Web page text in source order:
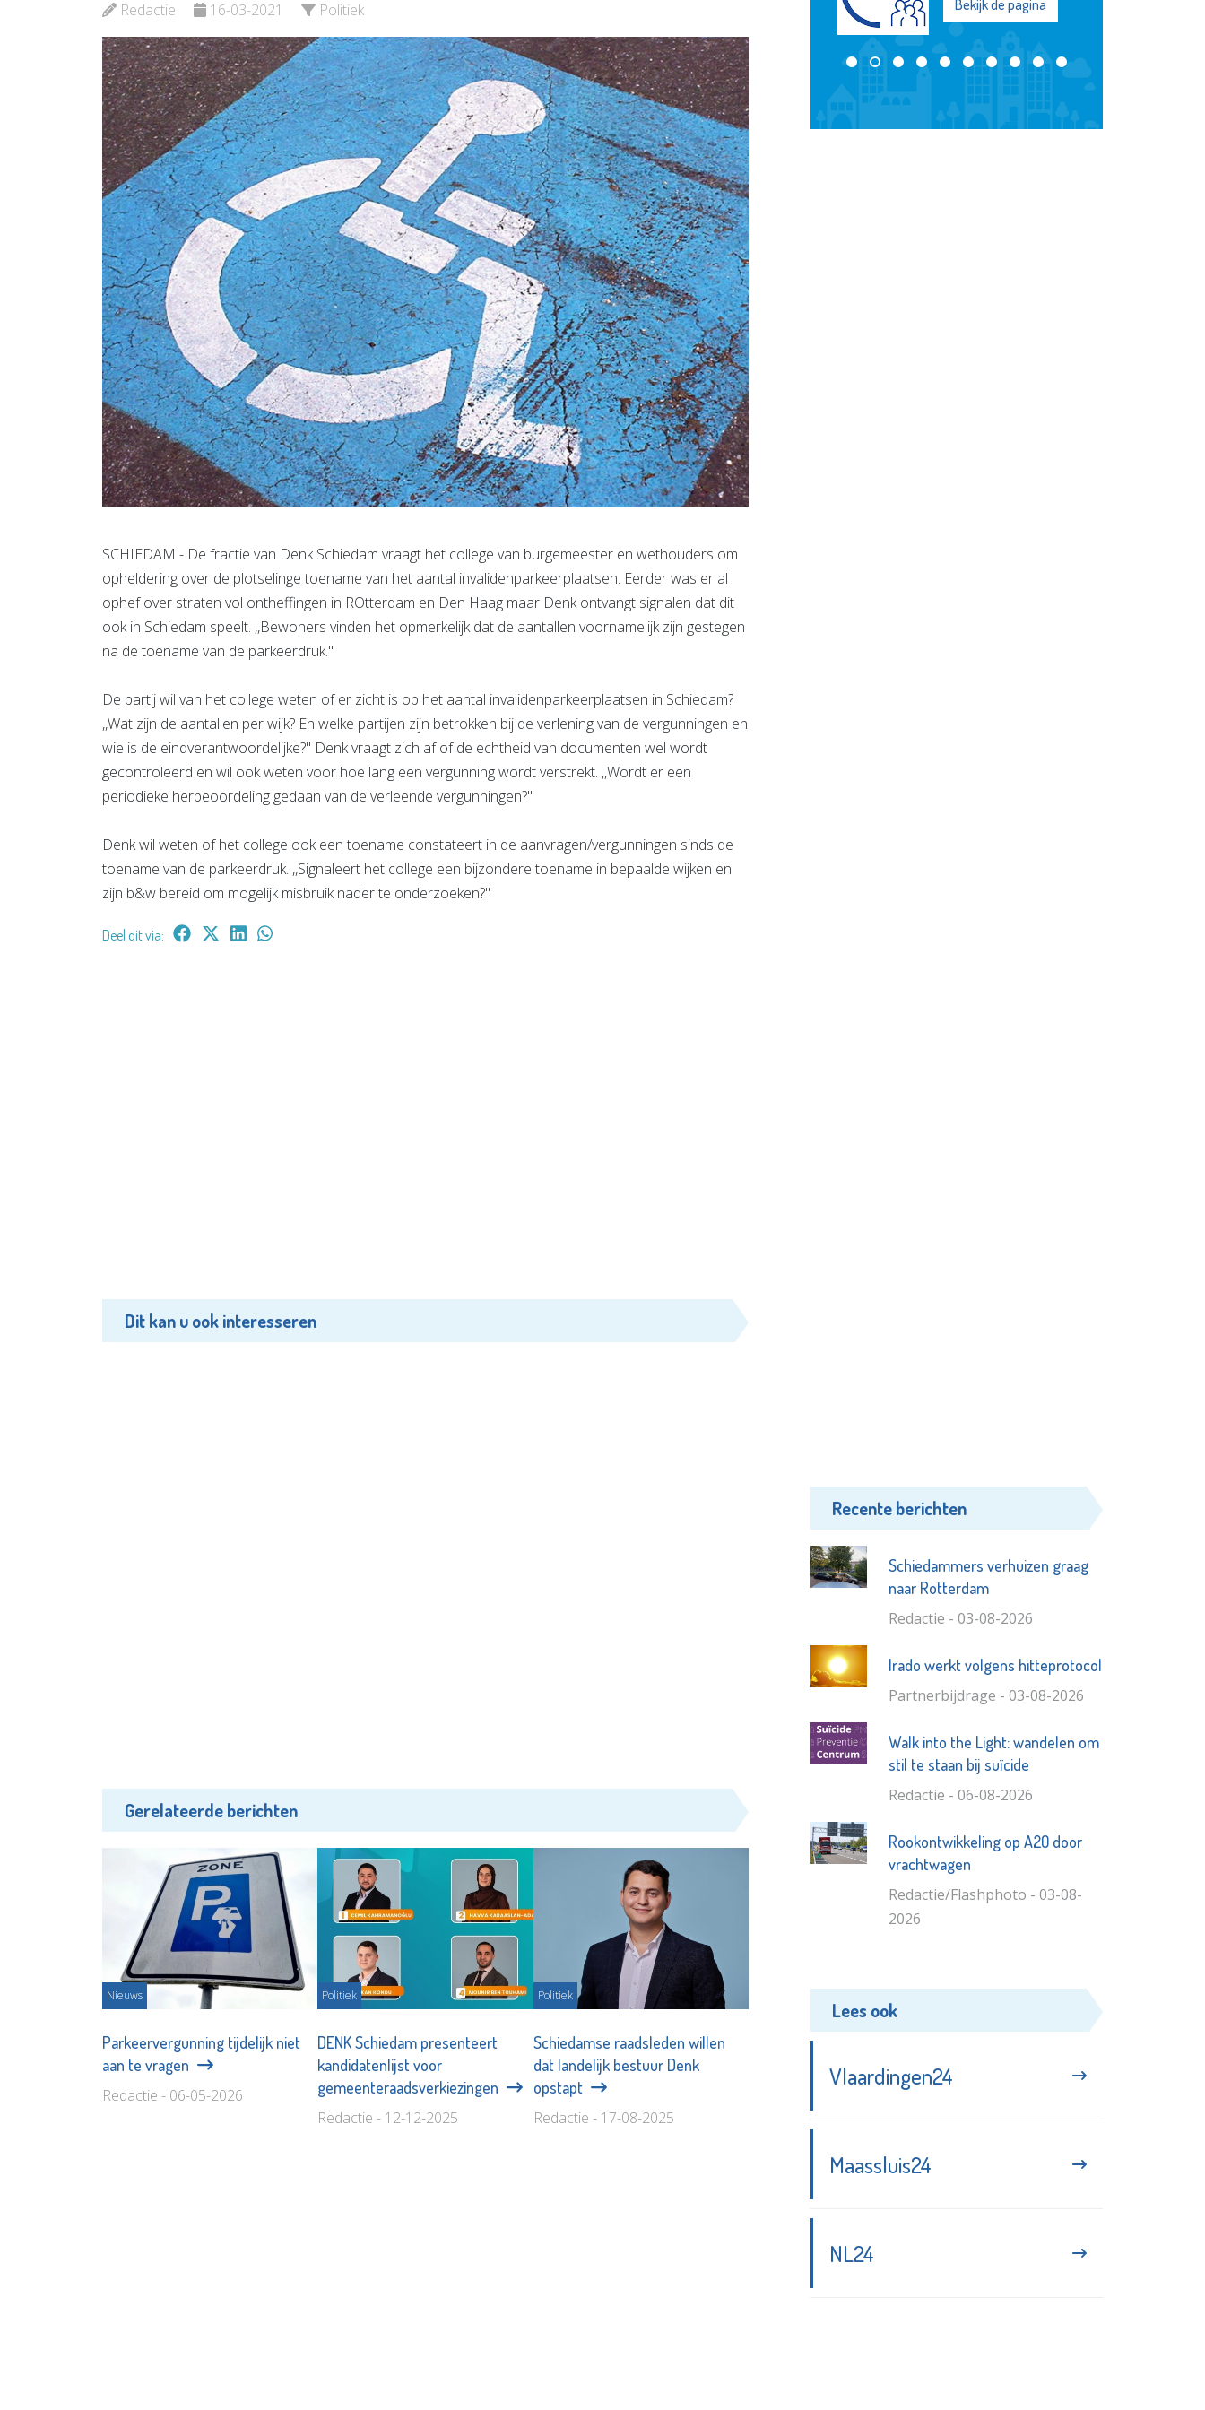
Redactie 16-03-2021 Politiek
SCHIEDAM - De fractie van Denk Schiedam vraagt het college van burgemeester en wethouders om
opheldering over de plotselinge toename van het aantal invalidenparkeerplaatsen. Eerder was er al
ophef over straten vol ontheffingen in ROtterdam en Den Haag maar Denk ontvangt signalen dat dit
ook in Schiedam speelt. ,,Bewoners vinden het opmerkelijk dat de aantallen voornamelijk zijn gestegen
na de toename van de parkeerdruk.''
De partij wil van het college weten of er zicht is op het aantal invalidenparkeerplaatsen in Schiedam?
,,Wat zijn de aantallen per wijk? En welke partijen zijn betrokken bij de verlening van de vergunningen en
wie is de eindverantwoordelijke?'' Denk vraagt zich af of de echtheid van documenten wel wordt
gecontroleerd en wil ook weten voor hoe lang een vergunning wordt verstrekt. ,,Wordt er een
periodieke herbeoordeling gedaan van de verleende vergunningen?''
Denk wil weten of het college ook een toename constateert in de aanvragen/vergunningen sinds de
toename van de parkeerdruk. ,,Signaleert het college een bijzondere toename in bepaalde wijken en
zijn b&w bereid om mogelijk misbruik nader te onderzoeken?''
Deel dit via:
Dit kan u ook interesseren
Gerelateerde berichten
Nieuws
Parkeervergunning tijdelijk niet
aan te vragen
Redactie - 06-05-2026
Politiek
DENK Schiedam presenteert
kandidatenlijst voor
gemeenteraadsverkiezingen
Redactie - 12-12-2025
Politiek
Schiedamse raadsleden willen
dat landelijk bestuur Denk
opstapt
Redactie - 17-08-2025
Bekijk de pagina
Bekijk de pagina
Bekijk de pagina
Recente berichten
Schiedammers verhuizen graag
naar Rotterdam
Redactie - 03-08-2026
Irado werkt volgens hitteprotocol
Partnerbijdrage - 03-08-2026
Walk into the Light: wandelen om
stil te staan bij suïcide
Redactie - 06-08-2026
Rookontwikkeling op A20 door
vrachtwagen
Redactie/Flashphoto - 03-08-
2026
Lees ook
Vlaardingen24
Maassluis24
NL24